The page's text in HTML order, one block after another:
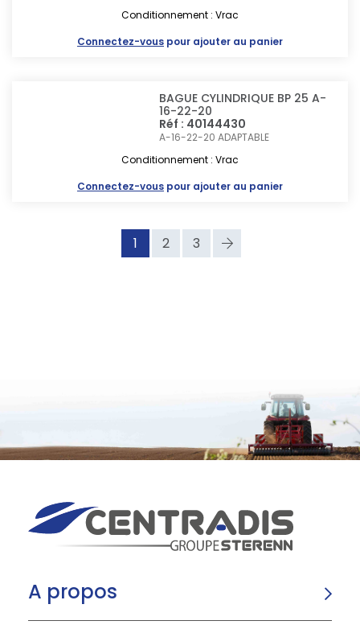
Conditionnement : Vrac
Connectez-vous pour ajouter au panier
BAGUE CYLINDRIQUE BP 25 A-
16-22-20
Réf : 40144430
A-16-22-20ADAPTABLE
Conditionnement : Vrac
Connectez-vous pour ajouter au panier
1 2 3
A propos